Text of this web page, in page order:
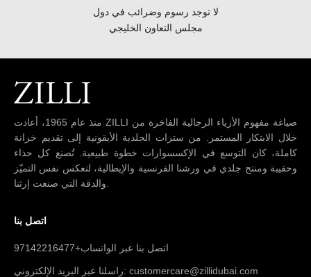
لا توجد رسوم وضرائب في دول
مجلس التعاون الخليجي
منذ عام 1965، أعادت ZILLI صياغة مفهوم الأزياء الرجالية الفاخرة من
خلال الابتكار المستمر. من سترات الجلدية الأيقونية إلى تقديم خزانة
كاملة، كان التوسع في الإكسسوارات خطوة طبيعية. تُصنع كل حذاء
وحقيبة ومنتج جلدي في ورشنا الفرنسية والإيطالية، لتعكس نفس التميّز
اتصل بنا
اتصل بنا عبر الواتساب+97142216477
راسلنا عبر البريد الإلكتروني: customercare@zillidubai.com